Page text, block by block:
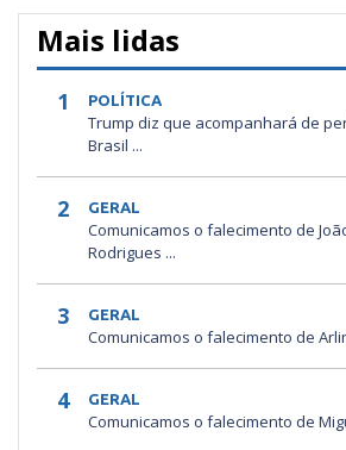
Mais lidas
1 POLÍTICA
Trump diz que acompanhará de
Brasil ...
2 GERAL
Comunicamos o falecimento de
Rodrigues ...
3 GERAL
Comunicamos o falecimento de
4 GERAL
Comunicamos o falecimento de